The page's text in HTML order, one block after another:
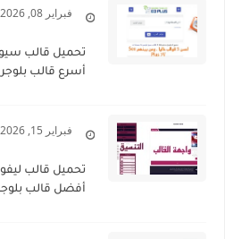
فبراير 08, 2026
أسرع قالب
فبراير 15, 2026
أفضل قالب بلوجر